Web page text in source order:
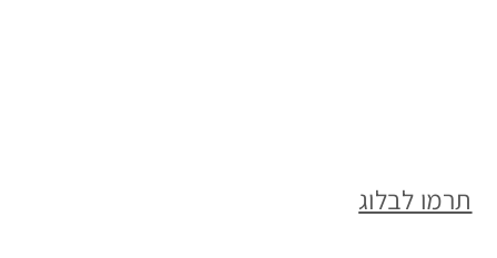
תרמו לבלוג